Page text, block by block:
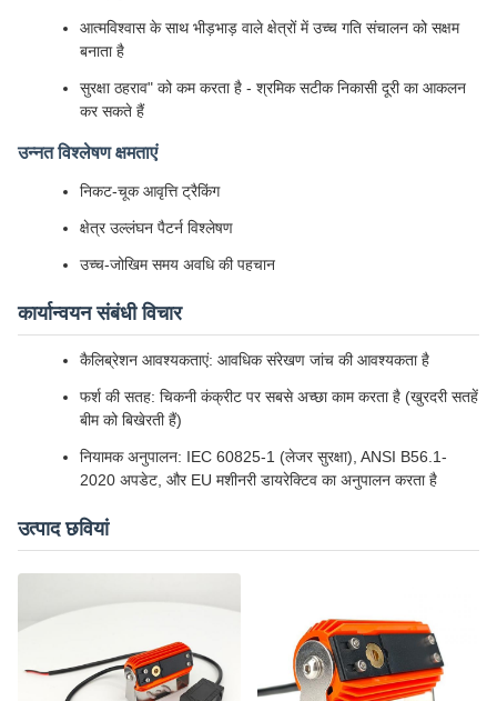
आत्मविश्वास के साथ भीड़भाड़ वाले क्षेत्रों में उच्च गति संचालन को सक्षम
बनाता है
सुरक्षा ठहराव" को कम करता है - श्रमिक सटीक निकासी दूरी का आकलन
कर सकते हैं
उन्नत विश्लेषण क्षमताएं
निकट-चूक आवृत्ति ट्रैकिंग
क्षेत्र उल्लंघन पैटर्न विश्लेषण
उच्च-जोखिम समय अवधि की पहचान
कार्यान्वयन संबंधी विचार
कैलिब्रेशन आवश्यकताएं: आवधिक संरेखण जांच की आवश्यकता है
फर्श की सतह: चिकनी कंक्रीट पर सबसे अच्छा काम करता है (खुरदरी सतहें
बीम को बिखेरती हैं)
नियामक अनुपालन: IEC 60825-1 (लेजर सुरक्षा), ANSI B56.1-
2020 अपडेट, और EU मशीनरी डायरेक्टिव का अनुपालन करता है
उत्पाद छवियां